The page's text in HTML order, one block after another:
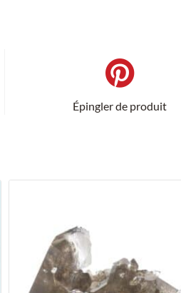
Épingler de produit